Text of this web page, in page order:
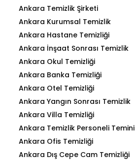
Ankara Temizlik Şirketi
Ankara Kurumsal Temizlik
Ankara Hastane Temizliği
Ankara İnşaat Sonrası Temizlik
Ankara Okul Temizliği
Ankara Banka Temizliği
Ankara Otel Temizliği
Ankara Yangın Sonrası Temizlik
Ankara Villa Temizliği
Ankara Temizlik Personeli Temini
Ankara Ofis Temizliği
Ankara Dış Cepe Cam Temizliği